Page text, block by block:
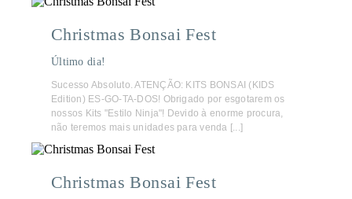
Christmas Bonsai Fest
Último dia!
Sucesso Absoluto. ATENÇÃO: KITS BONSAI (KIDS
Edition) ES-GO-TA-DOS! Obrigado por esgotarem os
nossos Kits "Estilo Ninja"! Devido à enorme procura,
não teremos mais unidades para venda [...]
Christmas Bonsai Fest